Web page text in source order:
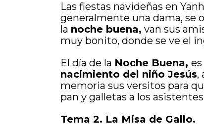
Las fiestas navideñas en
generalmente una dama, se
la noche buena, van sus
muy bonito, donde se ve el
El día de la Noche Buena,
nacimiento del niño Jesús,
memoria sus versitos para
pan y galletas a los
Tema 2. La Misa de Gallo.